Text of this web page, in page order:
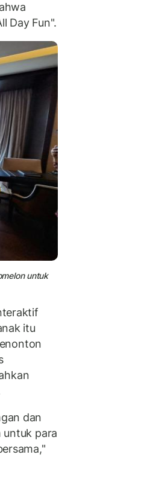
Day Fun".
untuk
itu
dan
untuk para